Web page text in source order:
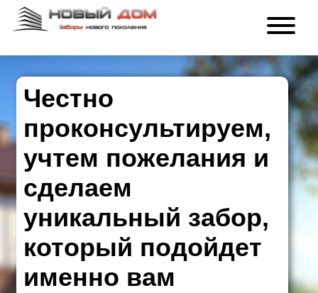
Честно
проконсультируем,
учтем пожелания и
сделаем
уникальный забор,
который подойдет
именно вам